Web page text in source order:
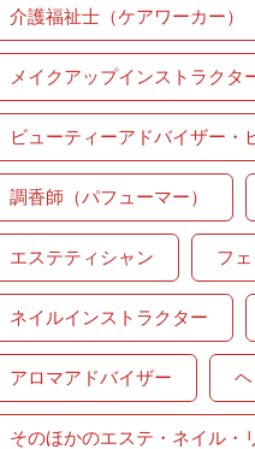
介護福祉士（ケアワーカー）
メイクアップインストラクタ
ビューティーアドバイザー・
調香師（パフューマー）
エステティシャン フ
ネイルインストラクター
アロマアドバイザー
そのほかのエステ・ネイル・